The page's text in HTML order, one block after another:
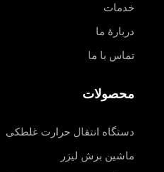
خدمات
دربارهٔ ما
تماس با ما
محصولات
دستگاه انتقال حرارت غلطکی
ماشین برش لیزر